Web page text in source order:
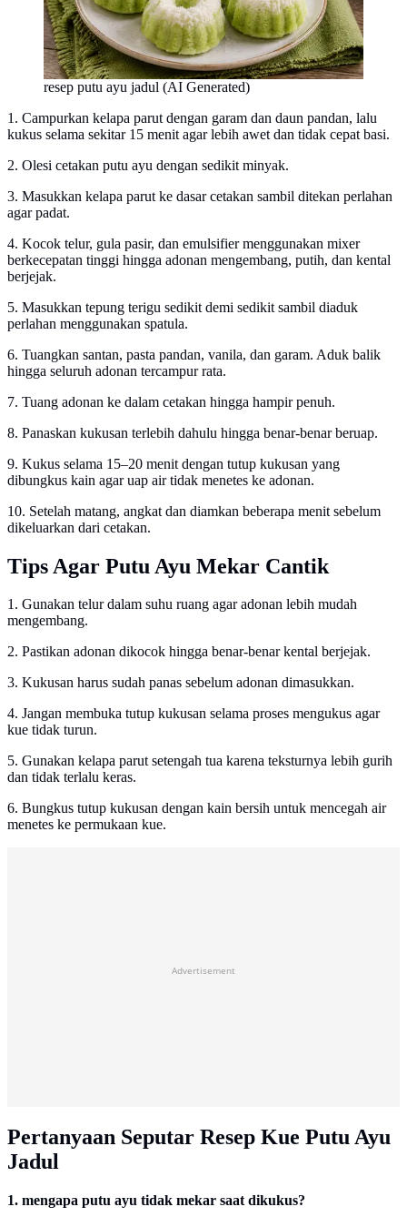
resep putu ayu jadul (AI Generated)
1. Campurkan kelapa parut dengan garam dan daun pandan, lalu
kukus selama sekitar 15 menit agar lebih awet dan tidak cepat basi.
2. Olesi cetakan putu ayu dengan sedikit minyak.
3. Masukkan kelapa parut ke dasar cetakan sambil ditekan perlahan
agar padat.
4. Kocok telur, gula pasir, dan emulsifier menggunakan mixer
berkecepatan tinggi hingga adonan mengembang, putih, dan kental
berjejak.
5. Masukkan tepung terigu sedikit demi sedikit sambil diaduk
perlahan menggunakan spatula.
6. Tuangkan santan, pasta pandan, vanila, dan garam. Aduk balik
hingga seluruh adonan tercampur rata.
7. Tuang adonan ke dalam cetakan hingga hampir penuh.
8. Panaskan kukusan terlebih dahulu hingga benar-benar beruap.
9. Kukus selama 15–20 menit dengan tutup kukusan yang
dibungkus kain agar uap air tidak menetes ke adonan.
10. Setelah matang, angkat dan diamkan beberapa menit sebelum
dikeluarkan dari cetakan.
Tips Agar Putu Ayu Mekar Cantik
1. Gunakan telur dalam suhu ruang agar adonan lebih mudah
mengembang.
2. Pastikan adonan dikocok hingga benar-benar kental berjejak.
3. Kukusan harus sudah panas sebelum adonan dimasukkan.
4. Jangan membuka tutup kukusan selama proses mengukus agar
kue tidak turun.
5. Gunakan kelapa parut setengah tua karena teksturnya lebih gurih
dan tidak terlalu keras.
6. Bungkus tutup kukusan dengan kain bersih untuk mencegah air
menetes ke permukaan kue.
Advertisement
Pertanyaan Seputar Resep Kue Putu Ayu
Jadul
1. mengapa putu ayu tidak mekar saat dikukus?